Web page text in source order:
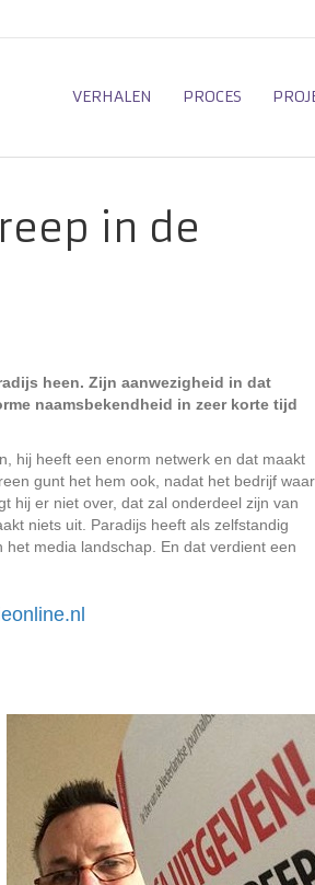
VERHALEN PROCES
in de
heen. Zijn aanwezigheid in dat
naamsbekendheid in zeer korte tijd
hij heeft een enorm netwerk en dat maakt
gunt het hem ook, nadat het bedrijf waar
hij er niet over, dat zal onderdeel zijn van
niets uit. Paradijs heeft als zelfstandig
media landschap. En dat verdient een